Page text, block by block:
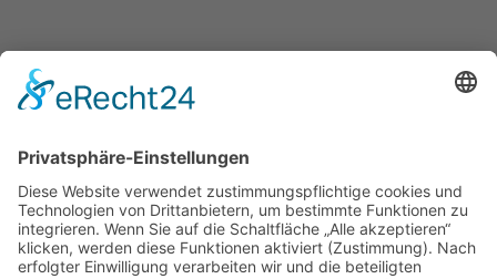
Weitere Profile und Projekte von STAAL
www.staal.de
www.perspektive-kiel.de
www.sicherheit-und-einbruchschutz.sh